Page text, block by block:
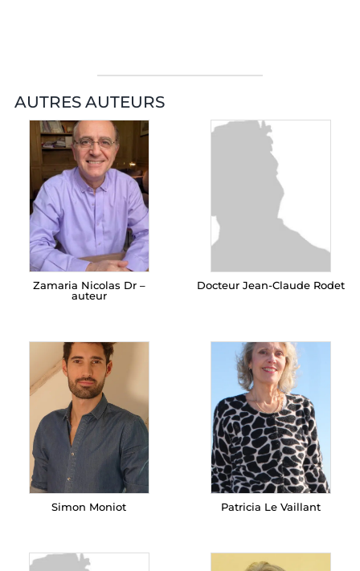
AUTRES AUTEURS
Zamaria Nicolas Dr –
auteur
Docteur Jean-Claude Rodet
Simon Moniot Patricia Le Vaillant